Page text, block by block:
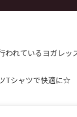
われているヨガレッ
Tシャツで快適に☆